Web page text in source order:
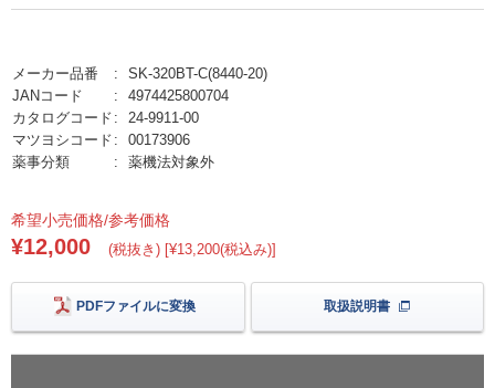
メーカー品番
SK-320BT-C(8440-20)
JANコード
4974425800704
カタログコード
24-9911-00
マツヨシコード
00173906
薬事分類
薬機法対象外
希望小売価格/参考価格
¥12,000 (税抜き) [¥13,200(税込み)]
PDFファイルに変換 取扱説明書